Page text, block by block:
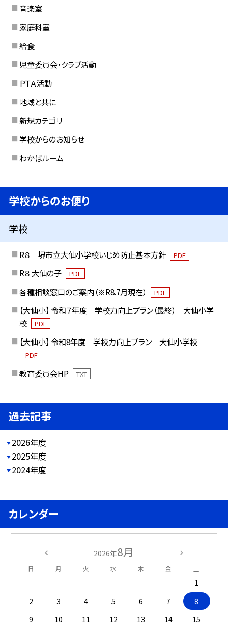
音楽室
家庭科室
給食
児童委員会・クラブ活動
ＰＴＡ活動
地域と共に
新規カテゴリ
学校からのお知らせ
わかばルーム
学校からのお便り
学校
R８ 堺市立大仙小学校いじめ防止基本方針 PDF
R８ 大仙の子 PDF
各種相談窓口のご案内（※R8.7月現在） PDF
【大仙小】 令和７年度 学校力向上プラン（最終） 大仙小学
校
PDF
【大仙小】 令和8年度 学校力向上プラン 大仙小学校
PDF
教育委員会HP TXT
過去記事
2026年度
2025年度
2024年度
カレンダー
2026年8月
日 月 火 水 木 金 土
1
2
3 4 5 6 7
8
9
10 11 12 13 14
15